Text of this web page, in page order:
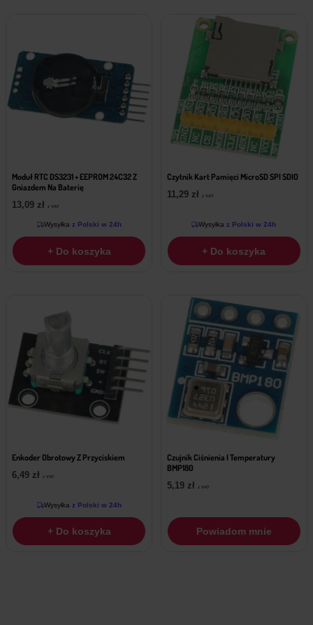
Moduł RTC DS3231 + EEPROM 24C32 Z
Gniazdem Na Baterię
13,09 zł z VAT
Wysyłka z Polski w 24h
+ Do koszyka
Czytnik Kart Pamięci MicroSD SPI SDIO
11,29 zł z VAT
Wysyłka z Polski w 24h
+ Do koszyka
Enkoder Obrotowy Z Przyciskiem
6,49 zł z VAT
Wysyłka z Polski w 24h
+ Do koszyka
Czujnik Ciśnienia I Temperatury
BMP180
5,19 zł z VAT
Powiadom mnie